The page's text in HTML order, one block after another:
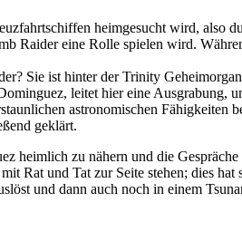
heimgesucht wird, also
Raider eine Rolle spielen wird.
Sie ist hinter der Trinity
leitet hier eine Ausgrabung,
astronomischen Fähigkeiten
geklärt.
zu nähern und die
Rat und Tat zur Seite stehen; dies
und dann auch noch in einem